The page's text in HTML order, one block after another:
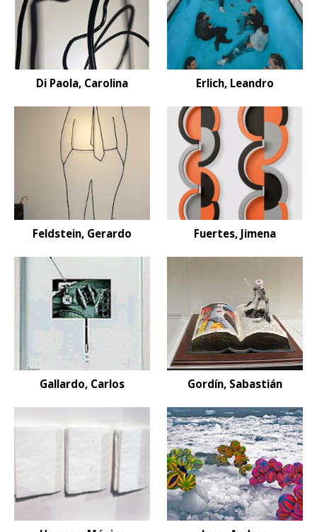
Di Paola, Carolina Erlich, Leandro
Feldstein, Gerardo Fuertes, Jimena
Gallardo, Carlos Gordín, Sabastián